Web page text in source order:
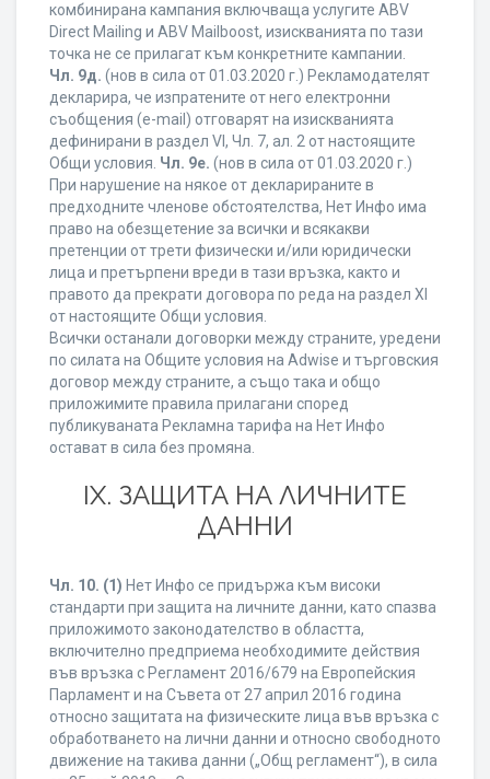
комбинирана кампания включваща услугите ABV
Direct Mailing и ABV Mailboost, изискванията по тази
точка не се прилагат към конкретните кампании.
Чл. 9д. (нов в сила от 01.03.2020 г.) Рекламодателят
декларира, че изпратените от него електронни
съобщения (e-mail) отговарят на изискванията
дефинирани в раздел VI, Чл. 7, ал. 2 от настоящите
Общи условия. Чл. 9е. (нов в сила от 01.03.2020 г.)
При нарушение на някое от декларираните в
предходните членове обстоятелства, Нет Инфо има
право на обезщетение за всички и всякакви
претенции от трети физически и/или юридически
лица и претърпени вреди в тази връзка, както и
правото да прекрати договора по реда на раздел XI
от настоящите Общи условия.
Всички останали договорки между страните, уредени
по силата на Общите условия на Adwise и търговския
договор между страните, а също така и общо
приложимите правила прилагани според
публикуваната Рекламна тарифа на Нет Инфо
остават в сила без промяна.
IХ. ЗАЩИТА НА ЛИЧНИТЕ
ДАННИ
Чл. 10. (1) Нет Инфо се придържа към високи
стандарти при защита на личните данни, като спазва
приложимото законодателство в областта,
включително предприема необходимите действия
във връзка с Регламент 2016/679 на Европейския
Парламент и на Съвета от 27 април 2016 година
относно защитата на физическите лица във връзка с
обработването на лични данни и относно свободното
движение на такива данни („Общ регламент“), в сила